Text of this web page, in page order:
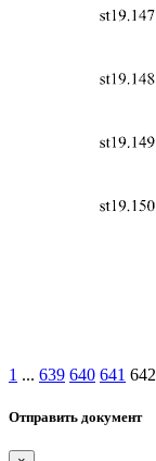
1 ... 639 640 641 642
Отправить документ